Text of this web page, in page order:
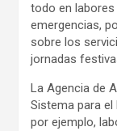
todo en
emergencias,
sobre los
jornadas
La Agencia de
Sistema para el
por ejemplo,